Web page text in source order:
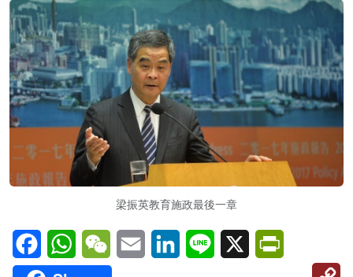
關於我們
梁振英教育施政最後一章
FacebookWhatsAppWeChatEmail LinkedInLine X